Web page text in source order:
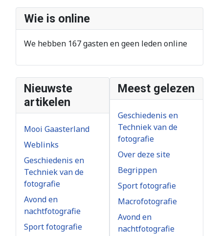
Wie is online
We hebben 167 gasten en geen leden online
Nieuwste
artikelen
Mooi Gaasterland
Weblinks
Geschiedenis en
Techniek van de
fotografie
Avond en
nachtfotografie
Sport fotografie
Meest gelezen
Geschiedenis en
Techniek van de
fotografie
Over deze site
Begrippen
Sport fotografie
Macrofotografie
Avond en
nachtfotografie